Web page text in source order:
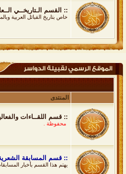
:: القسم الـتاريخــي
خاص بتاريخ القبائل العربية
المنتدى
:: قسم اللقــاءات
الحقوق محفوظة .
:: قسم المسابقة
يهتم هذا القسم بأخبار